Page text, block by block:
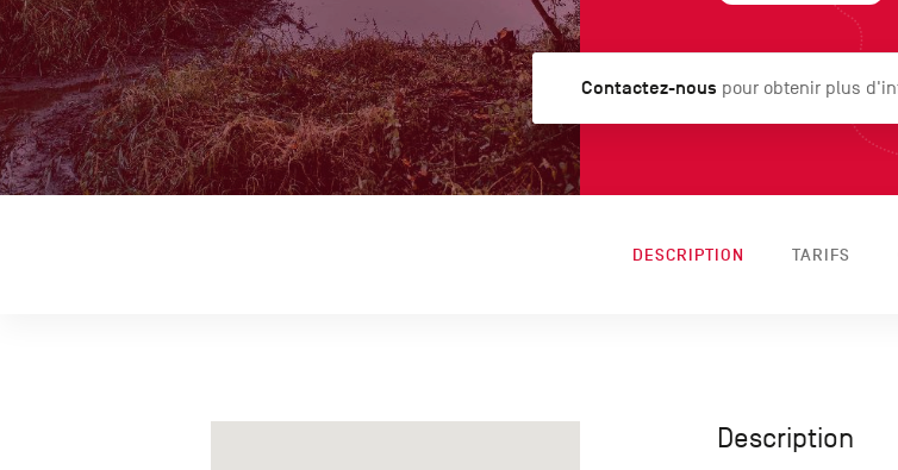
Contactez-nous pour obtenir plus
DESCRIPTION TARIFS
Description